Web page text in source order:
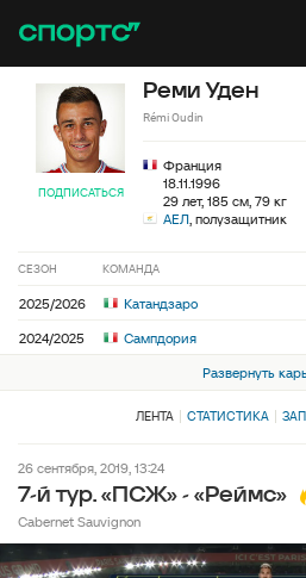
ПОДПИСАТЬСЯ
Реми Уден
Rémi Oudin
Франция
18.11.1996
29 лет, 185 см, 79 кг
АЕЛ, полузащитник
СЕЗОН КОМАНДА
2025/2026 Катандзаро
2024/2025
Сампдория
Развернуть
ЛЕНТА СТАТИСТИКА
26 сентября, 2019, 13:24
7-й тур. «ПСЖ» - «Реймс»
Cabernet Sauvignon